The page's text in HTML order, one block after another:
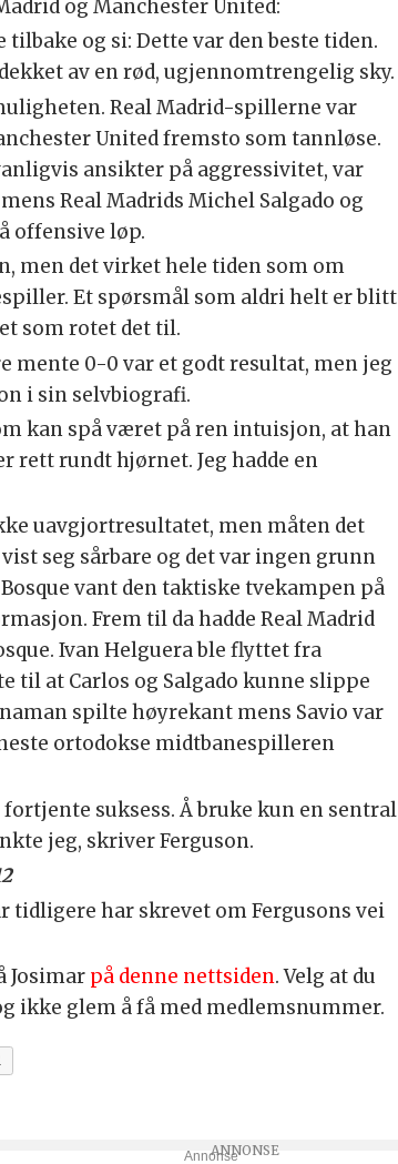
og Manchester United:
og si: Dette var den beste tiden.
av en rød, ugjennomtrengelig sky.
Real Madrid-spillerne var
United fremsto som tannløse.
ansikter på aggressivitet, var
Real Madrids Michel Salgado og
offensive løp.
men det virket hele tiden som om
Et spørsmål som aldri helt er blitt
som rotet det til.
mente 0-0 var et godt resultat, men jeg
i sin selvbiografi.
kan spå været på ren intuisjon, at han
rett rundt hjørnet. Jeg hadde en
uavgjortresultatet, men måten det
seg sårbare og det var ingen grunn
vant den taktiske tvekampen på
Frem til da hadde Real Madrid
Ivan Helguera ble flyttet fra
at Carlos og Salgado kunne slippe
spilte høyrekant mens Savio var
ortodokse midtbanespilleren
suksess. Å bruke kun en sentral
jeg, skriver Ferguson.
tidligere har skrevet om Fergusons vei
Josimar på denne nettsiden. Velg at du
ikke glem å få med medlemsnummer.
Annonse